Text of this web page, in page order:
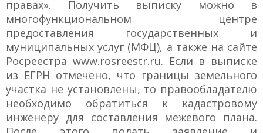
правах». Получить выписку можно в
многофункциональном центре
предоставления государственных и
муниципальных услуг (МФЦ), а также на сайте
Росреестра www.rosreestr.ru. Если в выписке
из ЕГРН отмечено, что границы земельного
участка не установлены, то правообладателю
необходимо обратиться к кадастровому
инженеру для составления межевого плана.